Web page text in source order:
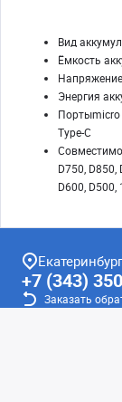
Вид
Ёмкость
Энергия
Портыmicro
Type-C
D750, D850,
D600, D500,
Екатеринбург
+7 (343)
Заказать